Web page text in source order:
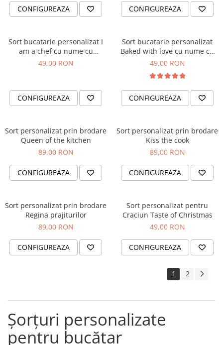
Rame Foto
Pusculite Personalizate
Orare Personalizate
Magneti Personalizati
Karambite
Shadow daggers
Sabii si arme din lemn
CONFIGUREAZA CONFIGUREAZA
Sort bucatarie personalizat I
am a chef cu nume cu
buzunar
49,00 RON
CONFIGUREAZA
Sort bucatarie personalizat
Baked with love cu nume cu
buzunar
49,00 RON
CONFIGUREAZA
Sort personalizat prin brodare
Queen of the kitchen
89,00 RON
CONFIGUREAZA
Sort personalizat prin brodare
Kiss the cook
89,00 RON
CONFIGUREAZA
Sort personalizat prin brodare
Regina prajiturilor
89,00 RON
CONFIGUREAZA
Sort personalizat pentru
Craciun Taste of Christmas
49,00 RON
CONFIGUREAZA
1 2
Șorțuri personalizate
pentru bucătar